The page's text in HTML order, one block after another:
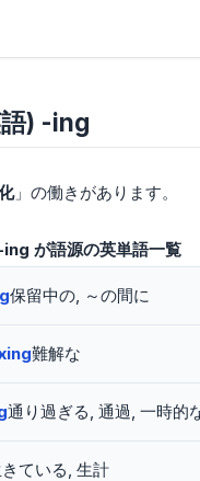
) -ing
」の働きがあります。
が語源の英単語一覧
保留中の, ～の間に
難解な
通り過ぎる, 通過, 一時的
ている, 生計